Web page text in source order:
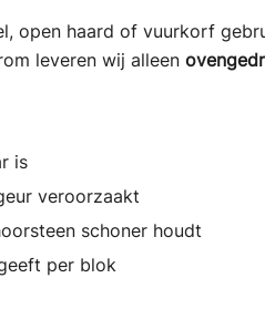
open haard of vuurkorf
leveren wij alleen
is
veroorzaakt
schoner houdt
per blok